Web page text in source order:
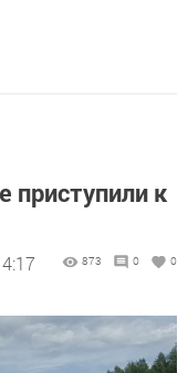
приступили к
873 0 0